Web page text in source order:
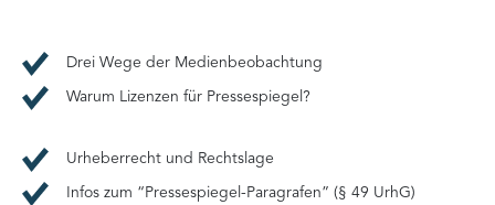
Drei Wege der Medienbeobachtung
Warum Lizenzen für Pressespiegel?
Urheberrecht und Rechtslage
Infos zum “Pressespiegel-Paragrafen” (§ 49 UrhG)